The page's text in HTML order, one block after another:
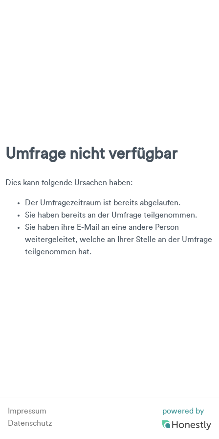
Umfrage nicht verfügbar
Dies kann folgende Ursachen haben:
Der Umfragezeitraum ist bereits abgelaufen.
Sie haben bereits an der Umfrage teilgenommen.
Sie haben ihre E-Mail an eine andere Person
weitergeleitet, welche an Ihrer Stelle an der Umfrage
teilgenommen hat.
Impressum
Datenschutz
powered by